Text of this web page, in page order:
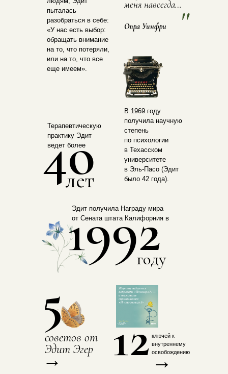
пыталась
разобраться в себе:
«У нас есть выбор:
обращать внимание
на то, что потеряли,
или на то, что все
еще имеем».
лет
В 1969 году
получила научную
степень
по психологии
в Техасском
университете
в Эль-Пасо (Эдит
было 42 года).
1992
году
Эдит получила Награду мира
от Сената штата Калифорния в
4о
Терапевтическую
практику Эдит
ведет более
меня навсегда…
Опра Уинфри
ключей к
внутреннему
освобождению
"
12
советов от
Эдит Эгер
5
→
→